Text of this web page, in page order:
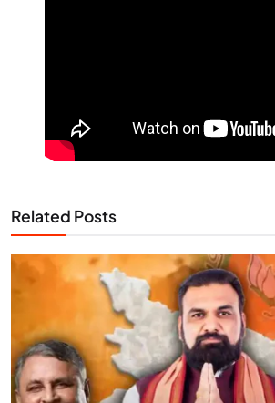
Related Posts